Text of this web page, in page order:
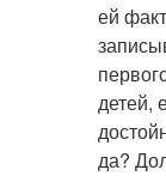
ей
детей,
да?